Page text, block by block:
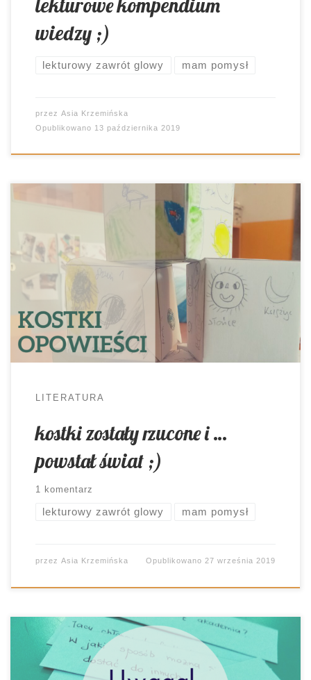
wiedzy ;)
lekturowy zawrót glowy mam pomysł
przez Asia Krzemińska
Opublikowano 13 października 2019
Gdybym miała wskazać jedną rzecz, która
najbardziej zaskakuje mnie w pierwszej klasie
liceum po szkole podstawowej, to byłby to brak
korelacji pomiędzy lekturami na różnych
poziomach. Gimnazjum przyzwyczaiło mnie do
określonych standardów, czas odwyknąć. Do tej
pory było tak, że pierwsza klasa liceum miała już
zarys tego, o czym będziemy […]
LITERATURA
kostki zostały rzucone i …
powstał świat ;)
1 komentarz
lekturowy zawrót glowy mam pomysł
przez Asia Krzemińska Opublikowano 27 września 2019
Czytanie nie należny do ulubionych czynności
przeciętnego nastolatka. Oczywiście, zdarzają się